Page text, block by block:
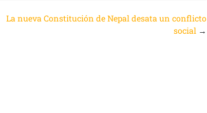
La nueva Constitución de Nepal desata un conflicto
social →